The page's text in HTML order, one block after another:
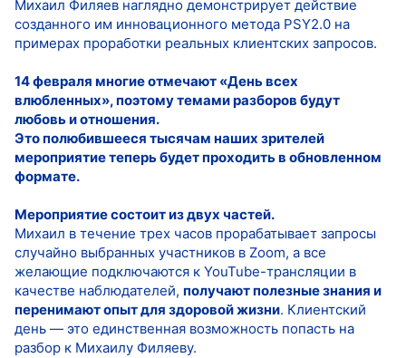
Михаил Филяев наглядно демонстрирует действие
созданного им инновационного метода PSY2.0 на
примерах проработки реальных клиентских запросов.
14 февраля многие отмечают «День всех
влюбленных», поэтому темами разборов будут
любовь и отношения.
Это полюбившееся тысячам наших зрителей
мероприятие теперь будет проходить в обновленном
формате.
Мероприятие состоит из двух частей.
Михаил в течение трех часов прорабатывает запросы
случайно выбранных участников в Zoom, а все
желающие подключаются к YouTube-трансляции в
качестве наблюдателей, получают полезные знания и
перенимают опыт для здоровой жизни. Клиентский
день — это единственная возможность попасть на
разбор к Михаилу Филяеву.